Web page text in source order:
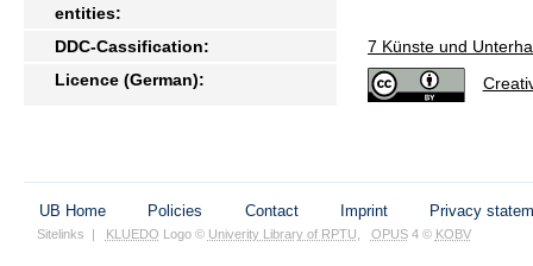
entities:
DDC-Cassification:
7 Künste und
Licence (German):
UB Home Policies Contact Imprint Privacy
Sitelinks | KLUEDO Logo © Univerity Library of RPTU OPUS4 © KOBV